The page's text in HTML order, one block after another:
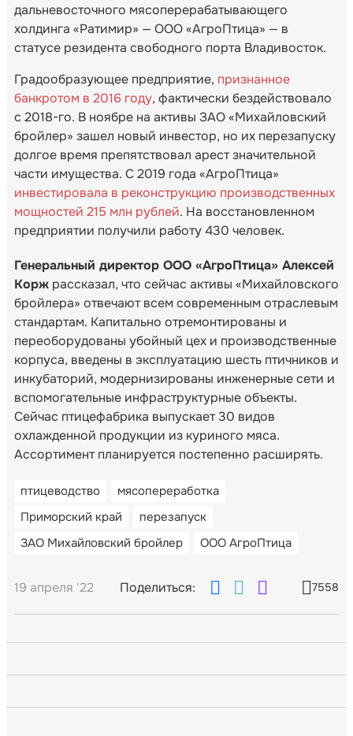
дальневосточного мясоперерабатывающего
холдинга «Ратимир» — ООО «АгроПтица» — в
статусе резидента свободного порта Владивосток.
Градообразующее предприятие, признанное
банкротом в 2016 году, фактически бездействовало
с 2018-го. В ноябре на активы ЗАО «Михайловский
бройлер» зашел новый инвестор, но их перезапуску
долгое время препятствовал арест значительной
части имущества. С 2019 года «АгроПтица»
инвестировала в реконструкцию производственных
мощностей 215 млн рублей. На восстановленном
предприятии получили работу 430 человек.
Генеральный директор ООО «АгроПтица» Алексей
Корж рассказал, что сейчас активы «Михайловского
бройлера» отвечают всем современным отраслевым
стандартам. Капитально отремонтированы и
переоборудованы убойный цех и производственные
корпуса, введены в эксплуатацию шесть птичников и
инкубаторий, модернизированы инженерные сети и
вспомогательные инфраструктурные объекты.
Сейчас птицефабрика выпускает 30 видов
охлажденной продукции из куриного мяса.
Ассортимент планируется постепенно расширять.
птицеводство
мясопереработка
Приморский край
перезапуск
ЗАО Михайловский бройлер
ООО АгроПтица
19 апреля '22 Поделиться: 7558